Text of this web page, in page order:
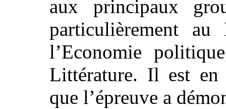
aux principaux
particulièrement
l’Economie
Littérature. Il est en
que l’épreuve a